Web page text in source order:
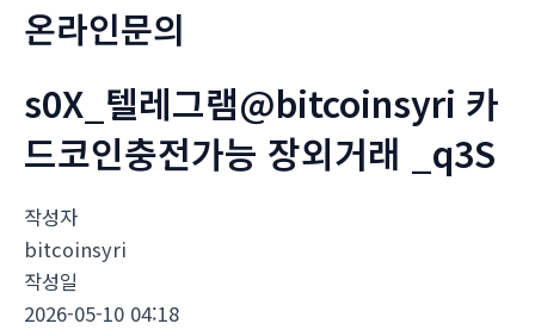
온라인문의
s0X_텔레그램@bitcoinsyri 카
드코인충전가능 장외거래 _q3S
작성자
bitcoinsyri
작성일
2026-05-10 04:18